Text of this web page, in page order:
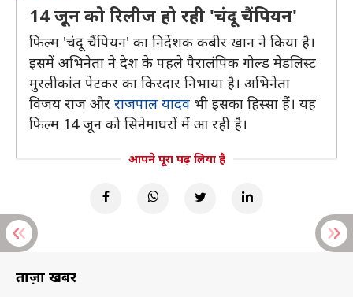
14 जून को रिलीज हो रही 'चंदू चैंपियन'
फिल्म 'चंदू चैंपियन' का निर्देशक कबीर खान ने किया है।
इसमें अभिनेता ने देश के पहले पैरालंपिक गोल्ड मेडलिस्ट
मुरलीकांत पेटकर का किरदार निभाया है। अभिनेता
विजय राज और राजपाल यादव भी इसका हिस्सा हैं। यह
फिल्म 14 जून को सिनेमाघरों में आ रही है।
आपने पूरा पढ़ लिया है
ताज़ा खबरें